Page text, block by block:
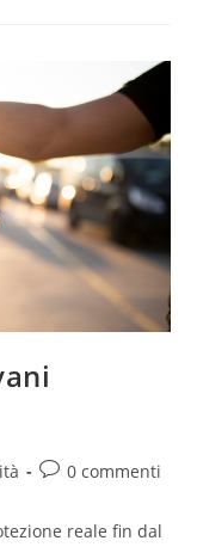
0 commenti
reale fin dal